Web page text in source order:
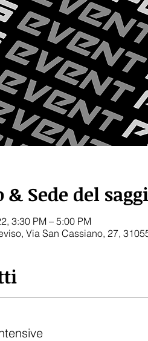
& Sede del
3:30 PM – 5:00 PM
Via San Cassiano, 27,